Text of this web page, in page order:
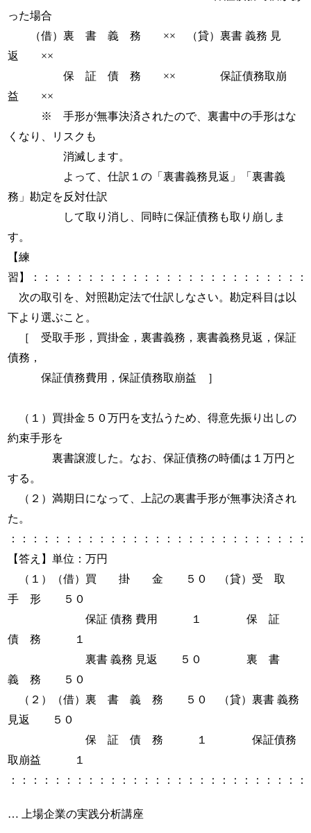
った場合
（借）裏 書 義 務 ×× （貸）裏書 義務 見
返 ××
保 証 債 務 ×× 保証債務取崩
益 ××
※ 手形が無事決済されたので、裏書中の手形はな
くなり、リスクも
消滅します。
よって、仕訳１の「裏書義務見返」「裏書義
務」勘定を反対仕訳
して取り消し、同時に保証債務も取り崩しま
す。
【練
習】：：：：：：：：：：：：：：：：：：：：：：：：：
次の取引を、対照勘定法で仕訳しなさい。勘定科目は以
下より選ぶこと。
［ 受取手形，買掛金，裏書義務，裏書義務見返，保証
債務，
保証債務費用，保証債務取崩益 ］
（１）買掛金５０万円を支払うため、得意先振り出しの
約束手形を
裏書譲渡した。なお、保証債務の時価は１万円と
する。
（２）満期日になって、上記の裏書手形が無事決済され
た。
：：：：：：：：：：：：：：：：：：：：：：：：：：
【答え】単位：万円
（１）（借）買 掛 金 ５０ （貸）受 取
手 形 ５０
保証 債務 費用 １ 保 証
債 務 １
裏書 義務 見返 ５０ 裏 書
義 務 ５０
（２）（借）裏 書 義 務 ５０ （貸）裏書 義務
見返 ５０
保 証 債 務 １ 保証債務
取崩益 １
：：：：：：：：：：：：：：：：：：：：：：：：：：
… 上場企業の実践分析講座